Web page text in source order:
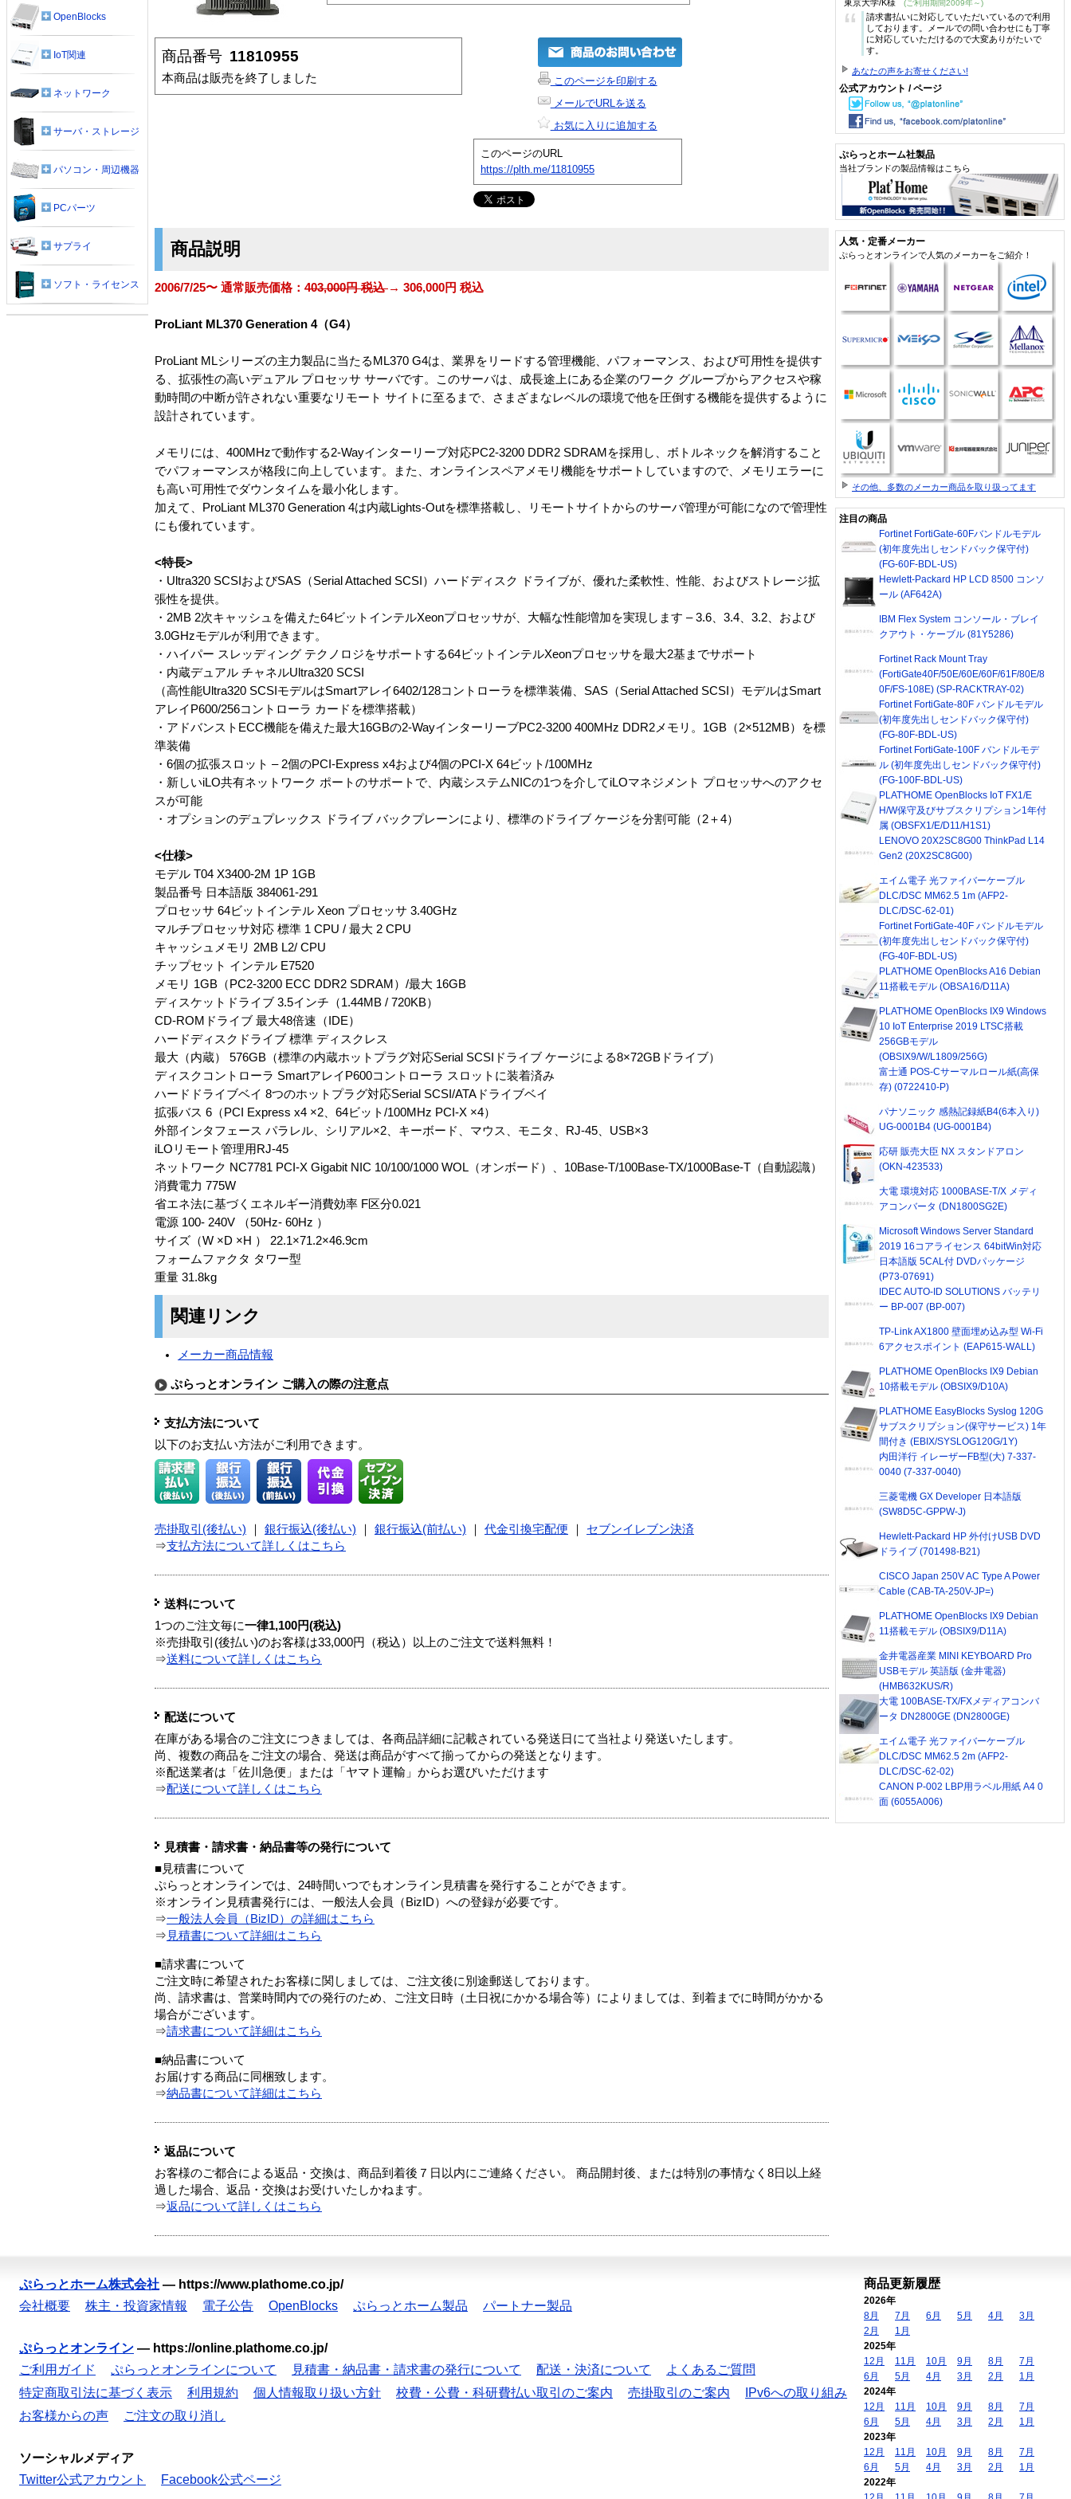
商品番号 11810955
本商品は販売を終了しました
このページを印刷する
メールでURLを送る
お気に入りに追加する
このページのURL
https://plth.me/11810955
商品説明
2006/7/25〜 通常販売価格： 403,000円 税込→ 306,000円 税込
ProLiant ML370 Generation 4（G4）
ProLiant MLシリーズの主力製品に当たるML370 G4は、業界をリードする管理機能、パフォーマンス、および可用性を提供す
る、拡張性の高いデュアル プロセッサ サーバです。このサーバは、成長途上にある企業のワーク グループからアクセスや稼
動時間の中断が許されない重要なリモート サイトに至るまで、さまざまなレベルの環境で他を圧倒する機能を提供するように
設計されています。
メモリには、400MHzで動作する2-Wayインターリーブ対応PC2-3200 DDR2 SDRAMを採用し、ボトルネックを解消すること
でパフォーマンスが格段に向上しています。また、オンラインスペアメモリ機能をサポートしていますので、メモリエラーに
も高い可用性でダウンタイムを最小化します。
加えて、ProLiant ML370 Generation 4は内蔵Lights-Outを標準搭載し、リモートサイトからのサーバ管理が可能になので管理性
にも優れています。
<特長>
・Ultra320 SCSIおよびSAS（Serial Attached SCSI）ハードディスク ドライブが、優れた柔軟性、性能、およびストレージ拡
張性を提供。
・2MB 2次キャッシュを備えた64ビットインテルXeonプロセッサが、大幅な性能増加を実現します – 3.6、3.4、3.2、および
3.0GHzモデルが利用できます。
・ハイパー スレッディング テクノロジをサポートする64ビットインテルXeonプロセッサを最大2基までサポート
・内蔵デュアル チャネルUltra320 SCSI
（高性能Ultra320 SCSIモデルはSmartアレイ6402/128コントローラを標準装備、SAS（Serial Attached SCSI）モデルはSmart
アレイP600/256コントローラ カードを標準搭載）
・アドバンストECC機能を備えた最大16GBの2-WayインターリーブPC2-3200 400MHz DDR2メモリ。1GB（2×512MB）を標
準装備
・6個の拡張スロット – 2個のPCI-Express x4および4個のPCI-X 64ビット/100MHz
・新しいiLO共有ネットワーク ポートのサポートで、内蔵システムNICの1つを介してiLOマネジメント プロセッサへのアクセ
スが可能
・オプションのデュプレックス ドライブ バックプレーンにより、標準のドライブ ケージを分割可能（2＋4）
<仕様>
モデル T04 X3400-2M 1P 1GB
製品番号 日本語版 384061-291
プロセッサ 64ビットインテル Xeon プロセッサ 3.40GHz
マルチプロセッサ対応 標準 1 CPU / 最大 2 CPU
キャッシュメモリ 2MB L2/ CPU
チップセット インテル E7520
メモリ 1GB（PC2-3200 ECC DDR2 SDRAM）/最大 16GB
ディスケットドライブ 3.5インチ（1.44MB / 720KB）
CD-ROMドライブ 最大48倍速（IDE）
ハードディスクドライブ 標準 ディスクレス
最大（内蔵） 576GB（標準の内蔵ホットプラグ対応Serial SCSIドライブ ケージによる8×72GBドライブ）
ディスクコントローラ SmartアレイP600コントローラ スロットに装着済み
ハードドライブベイ 8つのホットプラグ対応Serial SCSI/ATAドライブベイ
拡張バス 6（PCI Express x4 ×2、64ビット/100MHz PCI-X ×4）
外部インタフェース パラレル、シリアル×2、キーボード、マウス、モニタ、RJ-45、USB×3
iLOリモート管理用RJ-45
ネットワーク NC7781 PCI-X Gigabit NIC 10/100/1000 WOL（オンボード）、10Base-T/100Base-TX/1000Base-T（自動認識）
消費電力 775W
省エネ法に基づくエネルギー消費効率 F区分0.021
電源 100- 240V （50Hz- 60Hz ）
サイズ（W ×D ×H ） 22.1×71.2×46.9cm
フォームファクタ タワー型
重量 31.8kg
関連リンク
メーカー商品情報
ぷらっとオンライン ご購入の際の注意点
支払方法について
以下のお支払い方法がご利用できます。
売掛取引(後払い) 銀行振込(後払い) 銀行振込(前払い) 代金引換宅配便
セブンイレブン決済
⇒支払方法について詳しくはこちら
送料について
1つのご注文毎に一律1,100円(税込)
※売掛取引(後払い)のお客様は33,000円（税込）以上のご注文で送料無料！
⇒送料について詳しくはこちら
配送について
在庫がある場合のご注文につきましては、各商品詳細に記載されている発送日にて当社より発送いたします。
尚、複数の商品をご注文の場合、発送は商品がすべて揃ってからの発送となります。
※配送業者は「佐川急便」または「ヤマト運輸」からお選びいただけます
⇒配送について詳しくはこちら
見積書・請求書・納品書等の発行について
■見積書について
ぷらっとオンラインでは、24時間いつでもオンライン見積書を発行することができます。
※オンライン見積書発行には、一般法人会員（BizID）への登録が必要です。
⇒一般法人会員（BizID）の詳細はこちら
⇒ 見積書について詳細はこちら
■請求書について
ご注文時に希望されたお客様に関しましては、ご注文後に別途郵送しております。
尚、請求書は、営業時間内での発行のため、ご注文日時（土日祝にかかる場合等）によりましては、到着までに時間がかかる
場合がございます。
⇒請求書について詳細はこちら
■納品書について
お届けする商品に同梱致します。
⇒納品書について詳細はこちら
返品について
お客様のご都合による返品・交換は、商品到着後７日以内にご連絡ください。 商品開封後、または特別の事情なく8日以上経
過した場合、返品・交換はお受けいたしかねます。
⇒返品について詳しくはこちら
OpenBlocks
IoT関連
ネットワーク
サーバ・ストレージ
パソコン・周辺機器
PCパーツ
サプライ
ソフト・ライセンス
東京大学/K様 (ご利用期間2009年～)
“
請求書払いに対応していただいているので利用
しております。メールでの問い合わせにも丁寧
に対応していただけるので大変ありがたいで
す。
あなたの声をお寄せください!
公式アカウント / ページ
ぷらっとホーム社製品
当社ブランドの製品情報はこちら
人気・定番メーカー
ぷらっとオンラインで人気のメーカーをご紹介！
その他、多数のメーカー商品を取り扱ってます
注目の商品
Fortinet FortiGate-60Fバンドルモデル
(初年度先出しセンドバック保守付)
(FG-60F-BDL-US)
Hewlett-Packard HP LCD 8500 コンソ
ール (AF642A)
IBM Flex System コンソール・ブレイ
クアウト・ケーブル (81Y5286)
Fortinet Rack Mount Tray
(FortiGate40F/50E/60E/60F/61F/80E/8
0F/FS-108E) (SP-RACKTRAY-02)
Fortinet FortiGate-80F バンドルモデル
(初年度先出しセンドバック保守付)
(FG-80F-BDL-US)
Fortinet FortiGate-100F バンドルモデ
ル (初年度先出しセンドバック保守付)
(FG-100F-BDL-US)
PLAT'HOME OpenBlocks IoT FX1/E
H/W保守及びサブスクリプション1年付
属 (OBSFX1/E/D11/H1S1)
LENOVO 20X2SC8G00 ThinkPad L14
Gen2 (20X2SC8G00)
エイム電子 光ファイバーケーブル
DLC/DSC MM62.5 1m (AFP2-
DLC/DSC-62-01)
Fortinet FortiGate-40F バンドルモデル
(初年度先出しセンドバック保守付)
(FG-40F-BDL-US)
PLAT'HOME OpenBlocks A16 Debian
11搭載モデル (OBSA16/D11A)
PLAT'HOME OpenBlocks IX9 Windows
10 IoT Enterprise 2019 LTSC搭載
256GBモデル
(OBSIX9/W/L1809/256G)
富士通 POS-Cサーマルロール紙(高保
存) (0722410-P)
パナソニック 感熱記録紙B4(6本入り)
UG-0001B4 (UG-0001B4)
応研 販売大臣 NX スタンドアロン
(OKN-423533)
大電 環境対応 1000BASE-T/X メディ
アコンバータ (DN1800SG2E)
Microsoft Windows Server Standard
2019 16コアライセンス 64bitWin対応
日本語版 5CAL付 DVDパッケージ
(P73-07691)
IDEC AUTO-ID SOLUTIONS バッテリ
ー BP-007 (BP-007)
TP-Link AX1800 壁面埋め込み型 Wi-Fi
6アクセスポイント (EAP615-WALL)
PLAT'HOME OpenBlocks IX9 Debian
10搭載モデル (OBSIX9/D10A)
PLAT'HOME EasyBlocks Syslog 120G
サブスクリプション(保守サービス) 1年
間付き (EBIX/SYSLOG120G/1Y)
内田洋行 イレーザーFB型(大) 7-337-
0040 (7-337-0040)
三菱電機 GX Developer 日本語版
(SW8D5C-GPPW-J)
Hewlett-Packard HP 外付けUSB DVD
ドライブ (701498-B21)
CISCO Japan 250V AC Type A Power
Cable (CAB-TA-250V-JP=)
PLAT'HOME OpenBlocks IX9 Debian
11搭載モデル (OBSIX9/D11A)
金井電器産業 MINI KEYBOARD Pro
USBモデル 英語版 (金井電器)
(HMB632KUS/R)
大電 100BASE-TX/FXメディアコンバ
ータ DN2800GE (DN2800GE)
エイム電子 光ファイバーケーブル
DLC/DSC MM62.5 2m (AFP2-
DLC/DSC-62-02)
CANON P-002 LBP用ラベル用紙 A4 0
面 (6055A006)
ぷらっとホーム株式会社 — https://www.plathome.co.jp/
会社概要
株主・投資家情報 電子公告 OpenBlocks ぷらっとホーム製品 パートナー製品
ぷらっとオンライン — https://online.plathome.co.jp/
ご利用ガイド
ぷらっとオンラインについて 見積書・納品書・請求書の発行について 配送・決済について
よくあるご質問
特定商取引法に基づく表示
利用規約 個人情報取り扱い方針 校費・公費・科研費払い取引のご案内 売掛取引のご案内
IPv6への取り組み
お客様からの声
ご注文の取り消し
ソーシャルメディア
Twitter公式アカウント
Facebook公式ページ
商品更新履歴
2026年
8月
7月 6月 5月 4月
3月
2月
1月
2025年
12月
11月 10月 9月 8月
7月
6月
5月 4月 3月 2月
1月
2024年
12月
11月 10月 9月 8月
7月
6月
5月 4月 3月 2月
1月
2023年
12月
11月 10月 9月 8月
7月
6月
5月 4月 3月 2月
1月
2022年